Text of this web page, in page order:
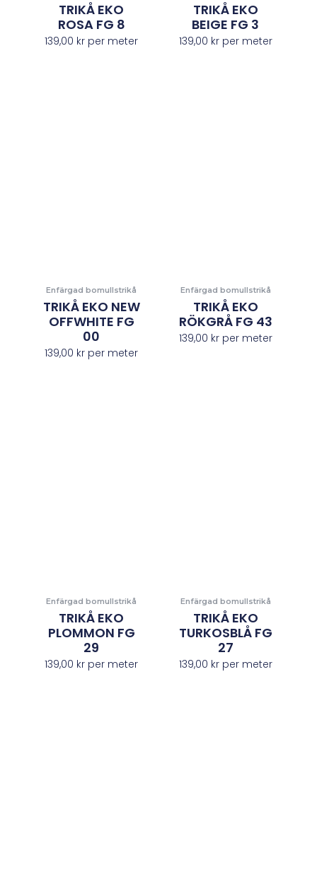
TRIKÅ EKO
ROSA FG 8
139,00 kr per meter
TRIKÅ EKO
BEIGE FG 3
139,00 krper meter
Enfärgad bomullstrikå
TRIKÅ EKO NEW
OFFWHITE FG
00
139,00 kr per meter
Enfärgad bomullstrikå
TRIKÅ EKO
RÖKGRÅ FG 43
139,00 krper meter
Enfärgad bomullstrikå
TRIKÅ EKO
PLOMMON FG
29
139,00 kr per meter
Enfärgad bomullstrikå
TRIKÅ EKO
TURKOSBLÅ FG
27
139,00 krper meter